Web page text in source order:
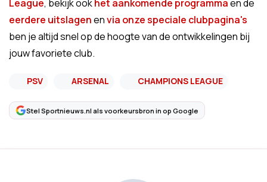
League, bekijk ook het aankomende programmaen de
eerdere uitslagenenvia onze speciale clubpagina's
ben je altijd snel op de hoogte van de ontwikkelingen bij
jouw favoriete club.
PSV ARSENAL CHAMPIONS LEAGUE
Stel Sportnieuws.nl als voorkeursbron in op Google